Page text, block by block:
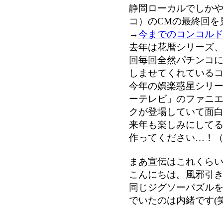
静岡ローカルでしか
コ）のCMの最終回を
→今までのコンコル
去年は花暦シリーズ
回毎回全然パチンコ
しませてくれている
今年の娯楽惑星シリ
ーテレビ」のファニ
クが登場していて面
来年も楽しみにして
作ってください…！
まあ宣伝はこれくら
こんにちは。風邪引
同じジグソーパズル
でいたのは内緒です(